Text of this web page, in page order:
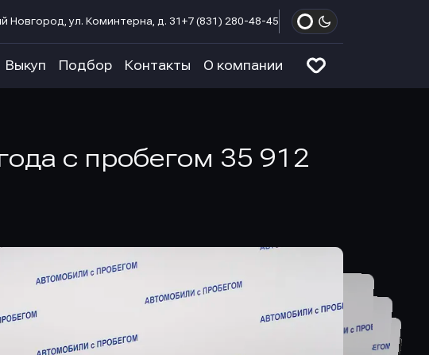
Новгород, ул. Коминтерна, д. 31 +7 (831) 280-48-45
Выкуп Подбор Контакты О компании
с пробегом 35 912